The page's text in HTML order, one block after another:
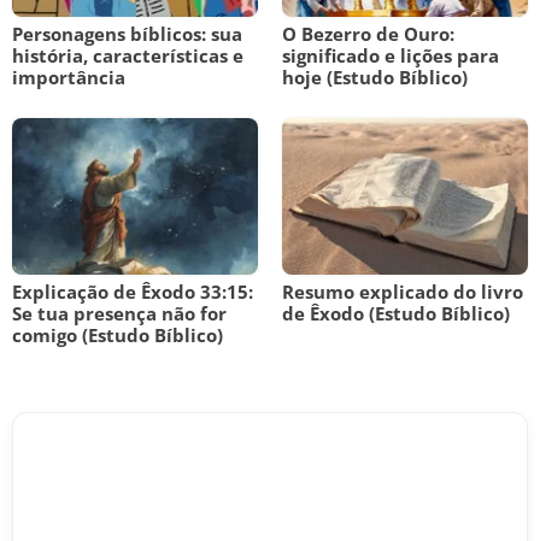
Personagens bíblicos: sua
história, características e
importância
O Bezerro de Ouro:
significado e lições para
hoje (Estudo Bíblico)
Explicação de Êxodo 33:15:
Se tua presença não for
comigo (Estudo Bíblico)
Resumo explicado do livro
de Êxodo (Estudo Bíblico)